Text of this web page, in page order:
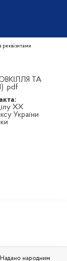
реквізитами
ТА
.pdf
XX
України
Надано народним